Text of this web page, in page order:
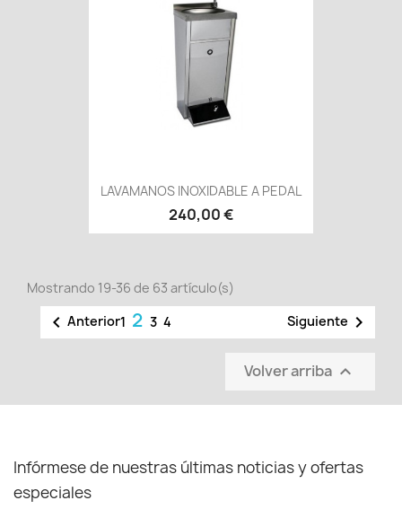
LAVAMANOS INOXIDABLE A PEDAL
240,00 €
Mostrando 19-36 de 63 artículo(s)
 Anterior1 2 3 4 Siguiente 
Volver arriba 
Infórmese de nuestras últimas noticias y ofertas
especiales